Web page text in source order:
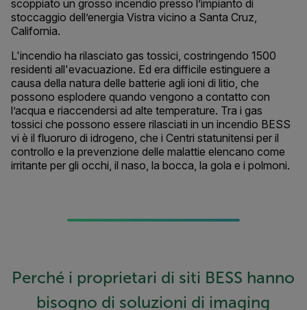
scoppiato un grosso incendio presso l’impianto di
stoccaggio dell’energia Vistra vicino a Santa Cruz,
California.
L'incendio ha rilasciato gas tossici, costringendo 1500
residenti all'evacuazione. Ed era difficile estinguere a
causa della natura delle batterie agli ioni di litio, che
possono esplodere quando vengono a contatto con
l’acqua e riaccendersi ad alte temperature. Tra i gas
tossici che possono essere rilasciati in un incendio BESS
vi è il fluoruro di idrogeno, che i Centri statunitensi per il
controllo e la prevenzione delle malattie elencano come
irritante per gli occhi, il naso, la bocca, la gola e i polmoni.
Perché i proprietari di siti BESS hanno
bisogno di soluzioni di imaging